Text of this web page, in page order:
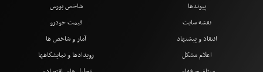
پیوندها
نقشه سایت
انتقاد و پیشنهاد
اعلام مشکل
شاخص بورس
قیمت خودرو
آمار و شاخص ها
رویدادها و نمایشگاهها